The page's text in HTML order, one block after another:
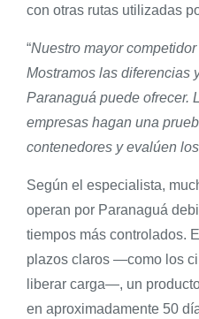
con otras rutas utilizadas
“Nuestro mayor
Mostramos las diferencias
Paranaguá puede ofrecer.
empresas hagan una
contenedores y evalúen
Según el especialista,
operan por Paranaguá
tiempos más controlados.
plazos claros —como los
liberar carga—, un
en aproximadamente 50